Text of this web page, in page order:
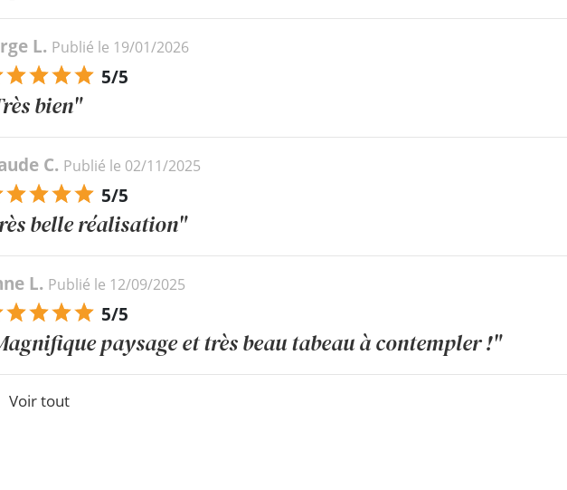
L. Publié le 19/01/2026
5/5
bien"
C. Publié le 02/11/2025
5/5
belle réalisation"
L. Publié le 12/09/2025
5/5
paysage et très beau tabeau à contempler !"
Voir tout